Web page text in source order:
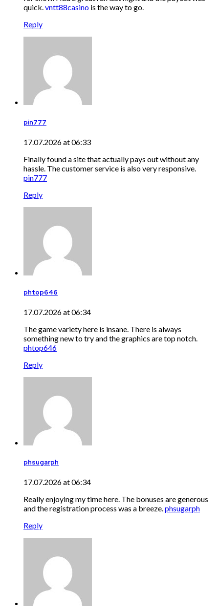
quick.vntt88casino is the way to go.
Reply
pin777
17.07.2026 at 06:33
Finally found a site that actually pays out without any
hassle. The customer service is also very responsive.
pin777
Reply
phtop646
17.07.2026 at 06:34
The game variety here is insane. There is always
something new to try and the graphics are top notch.
phtop646
Reply
phsugarph
17.07.2026 at 06:34
Really enjoying my time here. The bonuses are generous
and the registration process was a breeze.phsugarph
Reply